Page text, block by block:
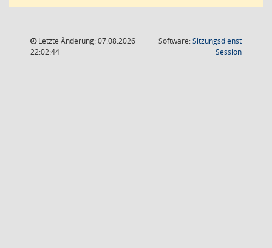
Letzte Änderung: 07.08.2026
22:02:44
Software:Sitzungsdienst
Session(Wird in